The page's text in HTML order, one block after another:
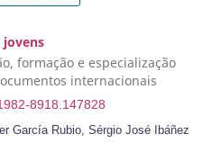
formação e especialização
internacionais
8918.147828
García Rubio, Sérgio José Ibáñez